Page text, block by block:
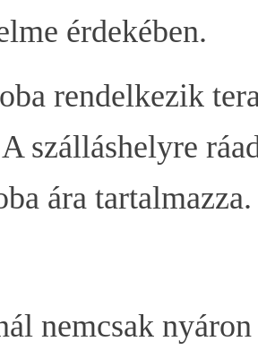
érdekében.
rendelkezik
szálláshelyre
ára tartalmazza.
nemcsak